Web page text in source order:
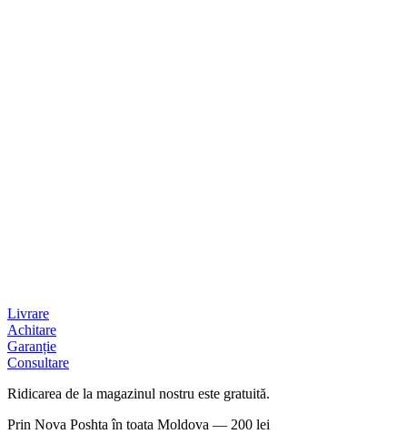
Livrare
Achitare
Garanție
Consultare
Ridicarea de la magazinul nostru este gratuită.
Prin Nova Poshta în toata Moldova — 200 lei